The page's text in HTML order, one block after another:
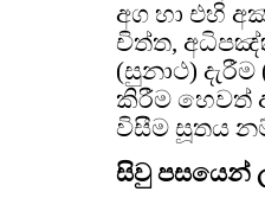
අග හා එහි
චිත්ත,
(සුනාථ)
කිරීම හෙවත්
විසීම සූතය
සිවු පසයෙන්